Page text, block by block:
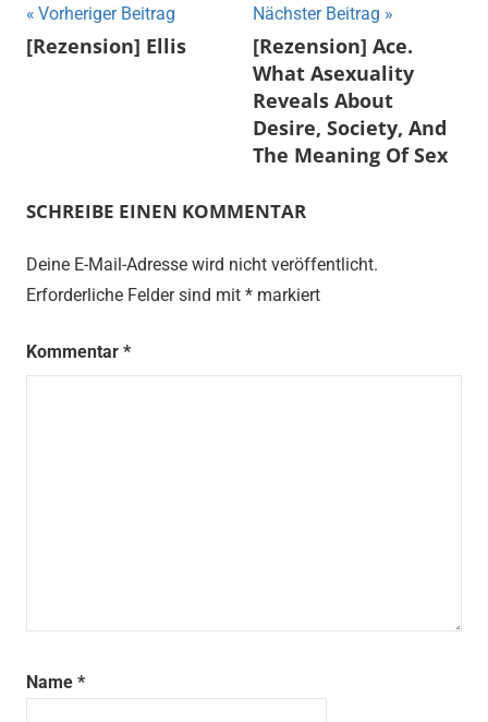
Beitragsnavigation
Vorheriger Beitrag
[Rezension] Ellis
Nächster Beitrag
[Rezension] Ace.
What Asexuality
Reveals About
Desire, Society, And
The Meaning Of Sex
SCHREIBE EINEN KOMMENTAR
Deine E-Mail-Adresse wird nicht veröffentlicht.
Erforderliche Felder sind mit * markiert
Kommentar *
Name *